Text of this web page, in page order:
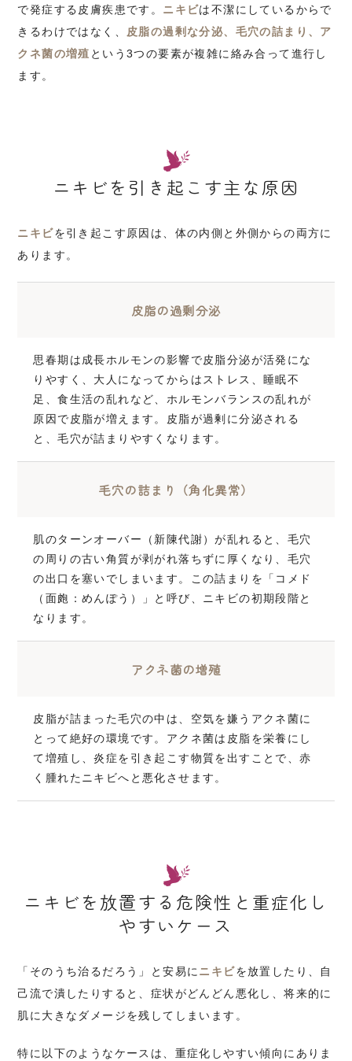
で発症する皮膚疾患です。 ニキビは不潔にしているからで
きるわけではなく、 皮脂の過剰な分泌、毛穴の詰まり、ア
クネ菌の増殖 という3つの要素が複雑に絡み合って進行し
ます。
ニキビを引き起こす主な原因
ニキビを引き起こす原因は、体の内側と外側からの両方に
あります。
皮脂の過剰分泌
思春期は成長ホルモンの影響で皮脂分泌が活発にな
りやすく、大人になってからはストレス、睡眠不
足、食生活の乱れなど、ホルモンバランスの乱れが
原因で皮脂が増えます。皮脂が過剰に分泌される
と、毛穴が詰まりやすくなります。
毛穴の詰まり（角化異常）
肌のターンオーバー（新陳代謝）が乱れると、毛穴
の周りの古い角質が剥がれ落ちずに厚くなり、毛穴
の出口を塞いでしまいます。この詰まりを「コメド
（面皰：めんぽう）」と呼び、ニキビの初期段階と
なります。
アクネ菌の増殖
皮脂が詰まった毛穴の中は、空気を嫌うアクネ菌に
とって絶好の環境です。アクネ菌は皮脂を栄養にし
て増殖し、炎症を引き起こす物質を出すことで、赤
く腫れたニキビへと悪化させます。
ニキビを放置する危険性と重症化し
やすいケース
「そのうち治るだろう」と安易にニキビを放置したり、自
己流で潰したりすると、症状がどんどん悪化し、将来的に
肌に大きなダメージを残してしまいます。
特に以下のようなケースは、重症化しやすい傾向にありま